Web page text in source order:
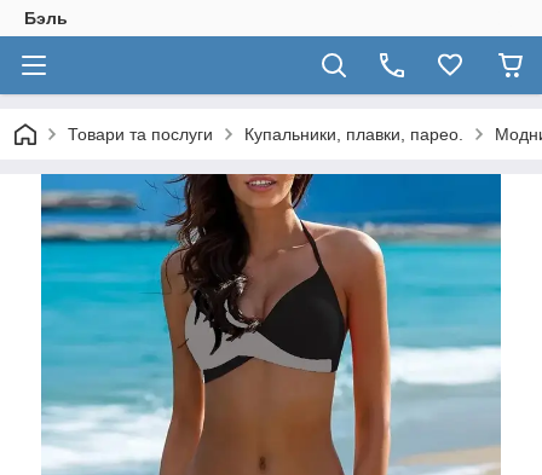
Бэль
Товари та послуги Купальники, плавки, парео.